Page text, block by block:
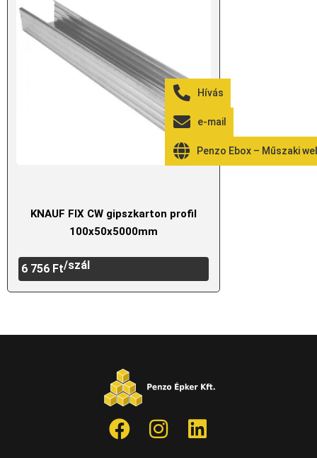
KNAUF FIX CW gipszkarton profil
100x50x5000mm
6 756 Ft/szál
Hívás
e-mail
Penzo Ebox – Műszaki